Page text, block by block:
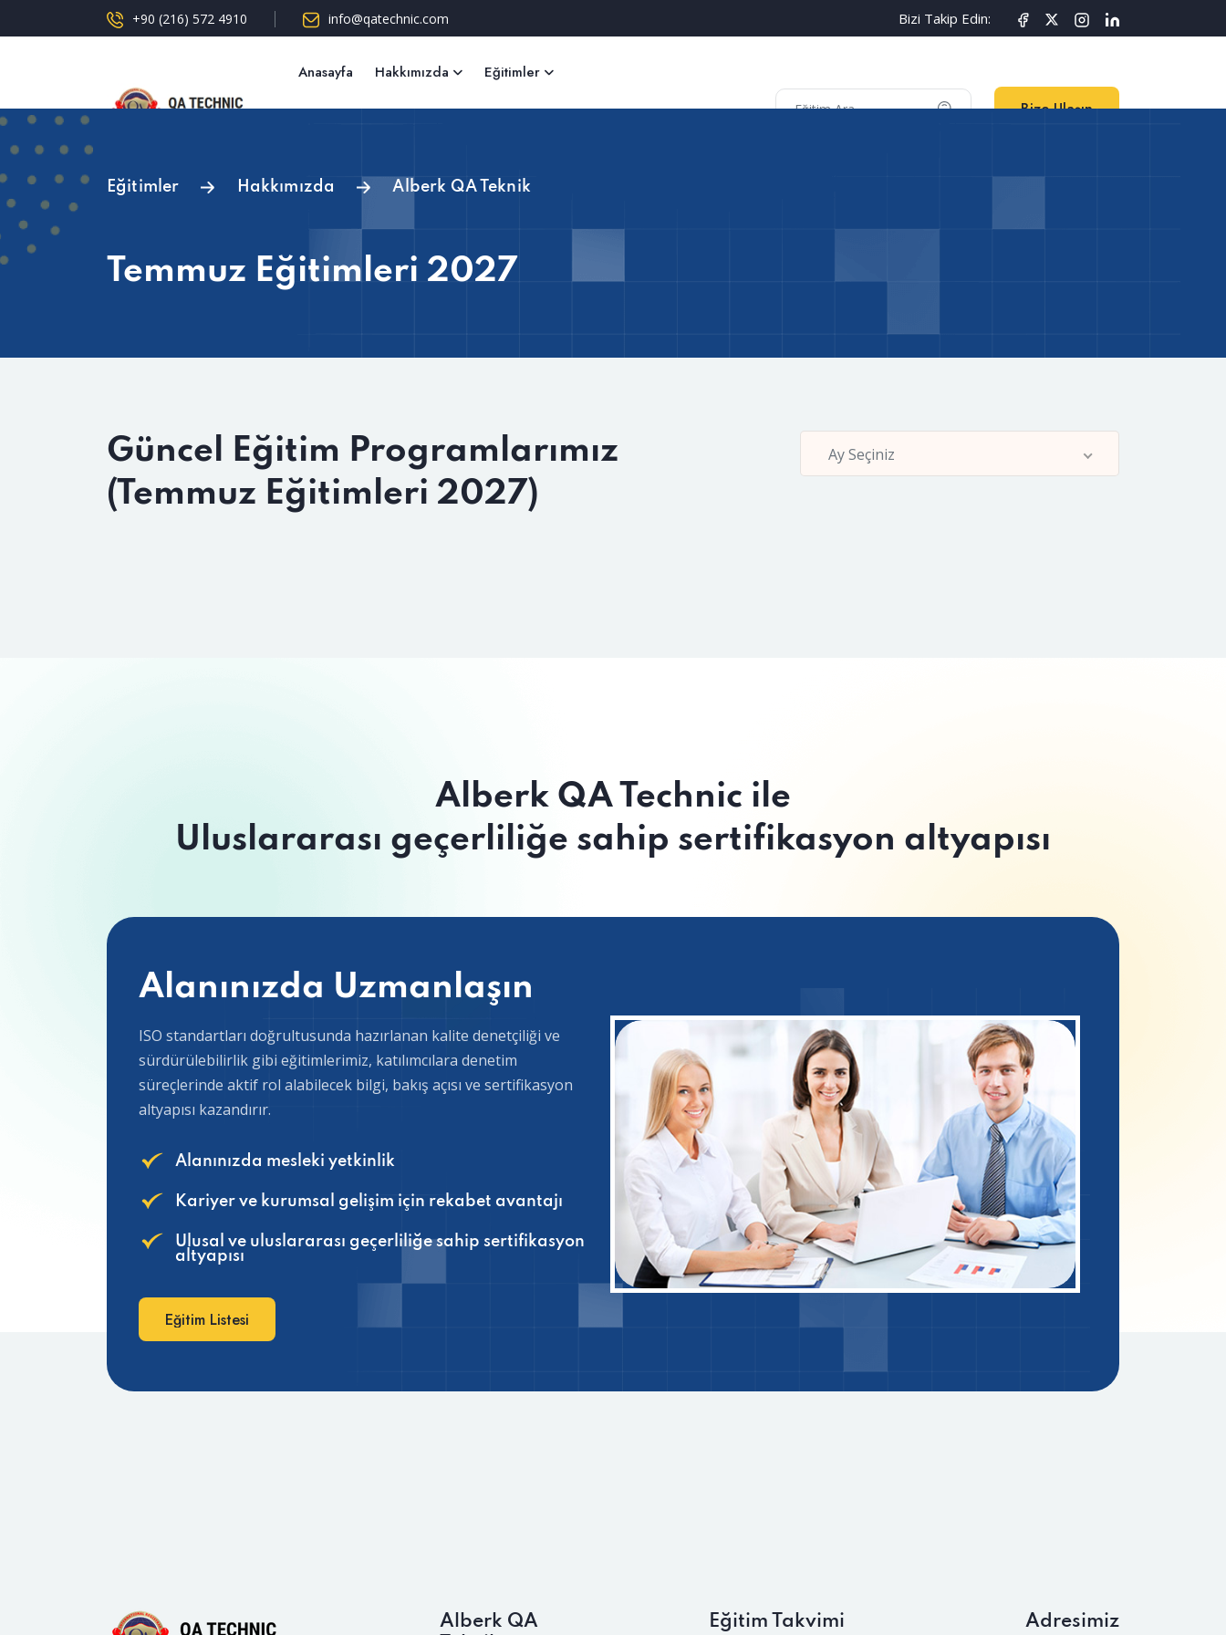
+90 (216) 572 4910 info@qatechnic.com Bizi Takip Edin:
Anasayfa Hakkımızda Eğitimler
Bize Ulaşın
Eğitimler Hakkımızda Alberk QA Teknik
Temmuz Eğitimleri 2027
Güncel Eğitim Programlarımız
(Temmuz Eğitimleri 2027)
Ay Seçiniz
Alberk QA Technic ile
Uluslararası geçerliliğe sahip sertifikasyon altyapısı
Alanınızda Uzmanlaşın
ISO standartları doğrultusunda hazırlanan kalite denetçiliği ve
sürdürülebilirlik gibi eğitimlerimiz, katılımcılara denetim
süreçlerinde aktif rol alabilecek bilgi, bakış açısı ve sertifikasyon
altyapısı kazandırır.
Alanınızda mesleki yetkinlik
Kariyer ve kurumsal gelişim için rekabet avantajı
Ulusal ve uluslararası geçerliliğe sahip sertifikasyon
altyapısı
Eğitim Listesi
Eğitim Listesi
Alberk QA
Eğitim Takvimi Adresimiz